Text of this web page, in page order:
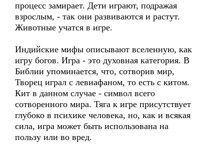
процесс замирает. Дети играют, подражая
взрослым, - так они развиваются и растут.
Животные учатся в игре.
Индийские мифы описывают вселенную, как
игру богов. Игра - это духовная категория. В
Библии упоминается, что, сотворив мир,
Творец играл с левиафаном, то есть с китом.
Кит в данном случае - символ всего
сотворенного мира. Тяга к игре присутствует
глубоко в психике человека, но, как и всякая
сила, игра может быть использована на
пользу или во вред.